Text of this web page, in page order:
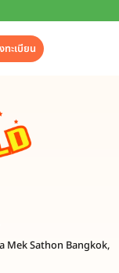
ทะเบียน
Mek Sathon Bangkok,